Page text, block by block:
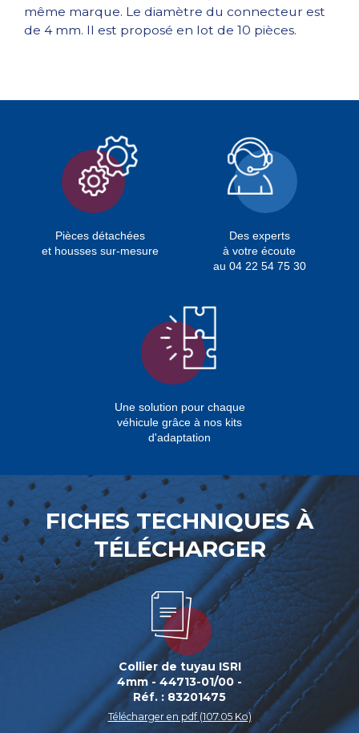
même marque. Le diamètre du connecteur est
de 4 mm. Il est proposé en lot de 10 pièces.
Pièces détachées
et housses sur-mesure
Des experts
à votre écoute
au 04 22 54 75 30
Une solution pour chaque
véhicule grâce à nos kits
d'adaptation
FICHES TECHNIQUES À
TÉLÉCHARGER
Collier de tuyau ISRI
4mm - 44713-01/00 -
Réf. : 83201475
Télécharger en pdf (107.05 Ko)